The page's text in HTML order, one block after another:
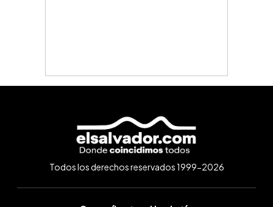
Todos los derechos reservados 1999-2026